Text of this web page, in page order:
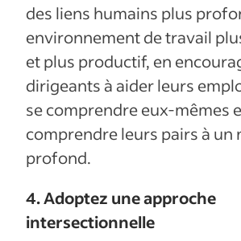
des liens humains plus
environnement de travail
et plus productif, en
dirigeants à aider leurs
se comprendre eux-mêmes
comprendre leurs pairs à un
profond.
4. Adoptez une approche
intersectionnelle